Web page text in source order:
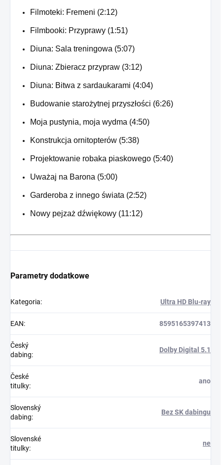
Filmoteki: Fremeni (2:12)
Filmbooki: Przyprawy (1:51)
Diuna: Sala treningowa (5:07)
Diuna: Zbieracz przypraw (3:12)
Diuna: Bitwa z sardaukarami (4:04)
Budowanie starożytnej przyszłości (6:26)
Moja pustynia, moja wydma (4:50)
Konstrukcja ornitopterów (5:38)
Projektowanie robaka piaskowego (5:40)
Uważaj na Barona (5:00)
Garderoba z innego świata (2:52)
Nowy pejzaż dźwiękowy (11:12)
Parametry dodatkowe
Kategoria: Ultra HD Blu-ray
EAN: 8595165397413
Český
dabing:
Dolby Digital 5.1
České
titulky:
ano
Slovenský
dabing:
Bez SK dabingu
Slovenské
titulky:
ne